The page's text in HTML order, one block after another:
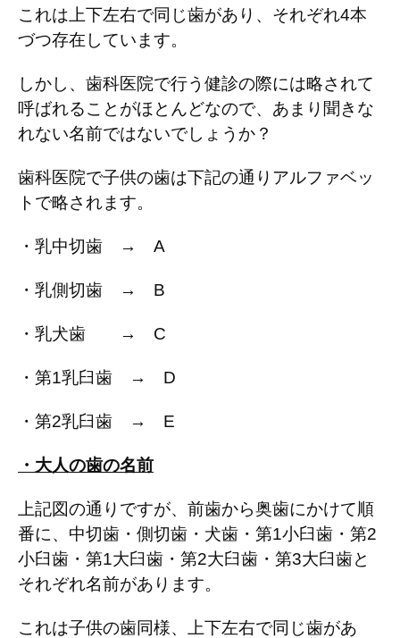
これは上下左右で同じ歯があり、それぞれ4本
づつ存在しています。
しかし、歯科医院で行う健診の際には略されて
呼ばれることがほとんどなので、あまり聞きな
れない名前ではないでしょうか？
歯科医院で子供の歯は下記の通りアルファベッ
トで略されます。
・乳中切歯 → A
・乳側切歯 → B
・乳犬歯 → C
・第1乳臼歯 → D
・第2乳臼歯 → E
・大人の歯の名前
上記図の通りですが、前歯から奥歯にかけて順
番に、中切歯・側切歯・犬歯・第1小臼歯・第2
小臼歯・第1大臼歯・第2大臼歯・第3大臼歯と
それぞれ名前があります。
これは子供の歯同様、上下左右で同じ歯があ